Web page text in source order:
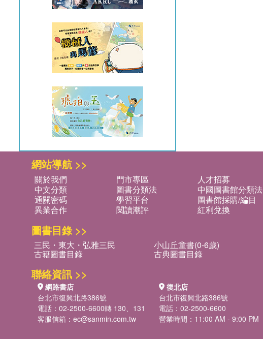
網站導航 >>
關於我們 門市專區 人才招募
中文分類
圖書分類法 中國圖書館分類法
通關密碼
學習平台 圖書館採購/編目
異業合作
閱讀潮評 紅利兌換
圖書目錄 >>
三民・東大・弘雅三民 小山丘童書(0-6歲)
古籍圖書目錄 古典圖書目錄
聯絡資訊 >>
網路書店
台北市復興北路386號
電話：02-2500-6600轉 130、131
客服信箱： ec@sanmin.com.tw
復北店
台北市復興北路386號
電話：02-2500-6600
營業時間：11:00 AM - 9:00 PM